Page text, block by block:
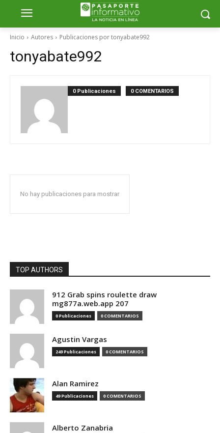
Inicio Autores Publicaciones por tonyabate992
tonyabate992
0 Publicaciones 0 COMENTARIOS
No hay publicaciones para mostrar
TOP AUTHORS
912 Grab spins roulette draw
mg877a.web.app 207
0 Publicaciones 0 COMENTARIOS
Agustin Vargas
249 Publicaciones 0 COMENTARIOS
Alan Ramirez
49 Publicaciones 0 COMENTARIOS
Alberto Zanabria